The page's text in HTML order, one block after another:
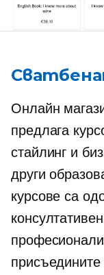
Онлайн
предлага
стайлинг и
други
курсове са